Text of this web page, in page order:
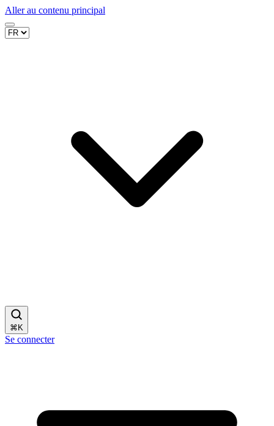
Aller au contenu principal
⌘ K
Se connecter